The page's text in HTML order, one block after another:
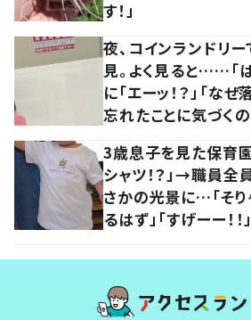
す！」
夜、コインランドリ
見。よく見ると……「
に「エーッ！？」「なぜ
忘れたことに気づくの
3歳息子を見た保育
シャツ！？」→職員全
さかの光景に…「そ
るはず」「すげーー！！」